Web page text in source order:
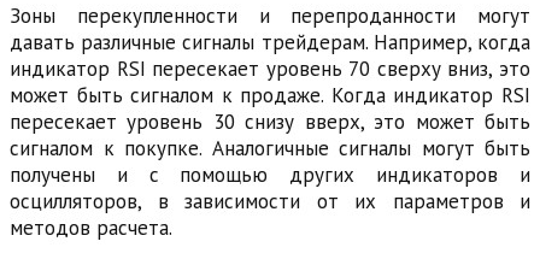
Зоны перекупленности и перепроданности могут
давать различные сигналы трейдерам. Например, когда
индикатор RSI пересекает уровень 70 сверху вниз, это
может быть сигналом к продаже. Когда индикатор RSI
пересекает уровень 30 снизу вверх, это может быть
сигналом к покупке. Аналогичные сигналы могут быть
получены и с помощью других индикаторов и
осцилляторов, в зависимости от их параметров и
методов расчета.